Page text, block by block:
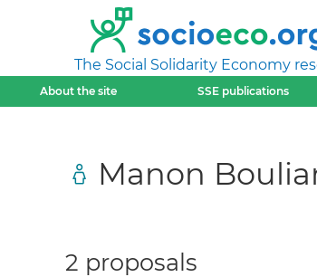
The Social Solidarity Economy
About the site SSE publications
Manon
2 proposals